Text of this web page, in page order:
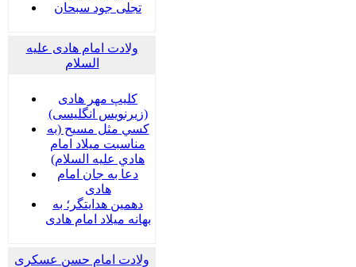
تجلی جود سبحان
ولادت امام هادی علیه
السلام
کلیپ مهر هادی
(زیرنویس انگلیسی)
كسي مثل مسيح (به
مناسبت ميلاد امام
هادي عليه السلام)
دعا به جان امام
هادی
دهمین هدایتگر؛ به
بهانه میلاد امام هادی
ولادت امام حسن عسکری